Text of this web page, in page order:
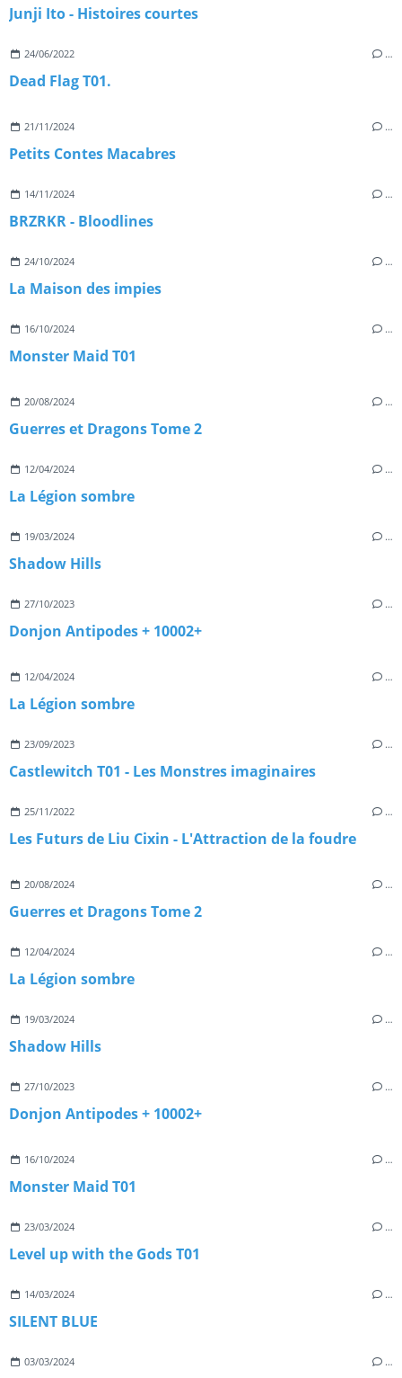
Junji Ito - Histoires courtes
24/06/2022 …
Dead Flag T01.
21/11/2024 …
Petits Contes Macabres
14/11/2024 …
BRZRKR - Bloodlines
24/10/2024 …
La Maison des impies
16/10/2024 …
Monster Maid T01
20/08/2024 …
Guerres et Dragons Tome 2
12/04/2024 …
La Légion sombre
19/03/2024 …
Shadow Hills
27/10/2023 …
Donjon Antipodes + 10002+
12/04/2024 …
La Légion sombre
23/09/2023 …
Castlewitch T01 - Les Monstres imaginaires
25/11/2022 …
Les Futurs de Liu Cixin - L'Attraction de la foudre
20/08/2024 …
Guerres et Dragons Tome 2
12/04/2024 …
La Légion sombre
19/03/2024 …
Shadow Hills
27/10/2023 …
Donjon Antipodes + 10002+
16/10/2024 …
Monster Maid T01
23/03/2024 …
Level up with the Gods T01
14/03/2024 …
SILENT BLUE
03/03/2024 …